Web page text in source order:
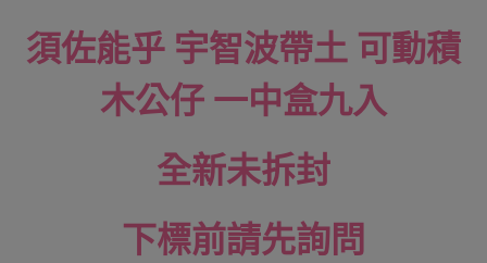
須佐能乎 宇智波帶土 可動積
木公仔 一中盒九入
全新未拆封
下標前請先詢問